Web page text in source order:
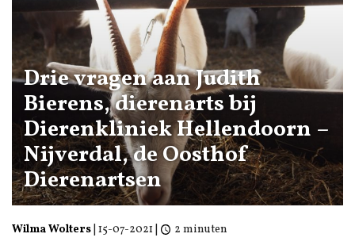
Drie vragen aan Judith
Bierens, dierenarts bij
Dierenkliniek Hellendoorn –
Nijverdal, de Oosthof
Dierenartsen
Wilma Wolters 15-07-2021 2 minuten